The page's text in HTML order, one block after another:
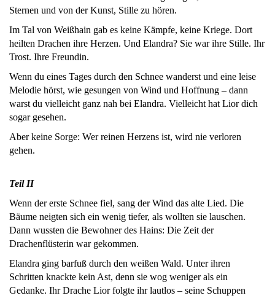
Sternen und von der Kunst, Stille zu hören.
Im Tal von Weißhain gab es keine Kämpfe, keine Kriege. Dort
heilten Drachen ihre Herzen. Und Elandra? Sie war ihre Stille. Ihr
Trost. Ihre Freundin.
Wenn du eines Tages durch den Schnee wanderst und eine leise
Melodie hörst, wie gesungen von Wind und Hoffnung – dann
warst du vielleicht ganz nah bei Elandra. Vielleicht hat Lior dich
sogar gesehen.
Aber keine Sorge: Wer reinen Herzens ist, wird nie verloren
gehen.
Teil II
Wenn der erste Schnee fiel, sang der Wind das alte Lied. Die
Bäume neigten sich ein wenig tiefer, als wollten sie lauschen.
Dann wussten die Bewohner des Hains: Die Zeit der
Drachenflüsterin war gekommen.
Elandra ging barfuß durch den weißen Wald. Unter ihren
Schritten knackte kein Ast, denn sie wog weniger als ein
Gedanke. Ihr Drache Lior folgte ihr lautlos – seine Schuppen